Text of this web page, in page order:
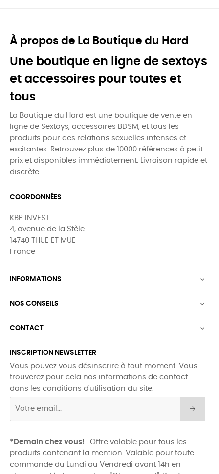
À propos de La Boutique du Hard
Une boutique en ligne de sextoys
et accessoires pour toutes et
tous
La Boutique du Hard est une boutique de vente en
ligne de Sextoys, accessoires BDSM, et tous les
produits pour des relations sexuelles intenses et
excitantes. Retrouvez plus de 10000 références à petit
prix et disponibles immédiatement. Livraison rapide et
discrète.
COORDONNÉES
KBP INVEST
4, avenue de la Stèle
14740 THUE ET MUE
France
INFORMATIONS 
NOS CONSEILS 
CONTACT 
INSCRIPTION NEWSLETTER
Vous pouvez vous désinscrire à tout moment. Vous
trouverez pour cela nos informations de contact
dans les conditions d'utilisation du site.
*Demain chez vous! : Offre valable pour tous les
produits contenant la mention. Valable pour toute
commande du Lundi au Vendredi avant 14h en